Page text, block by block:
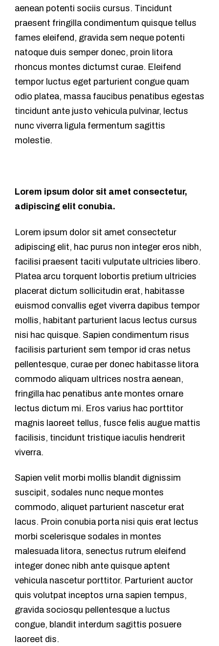
aenean potenti sociis cursus. Tincidunt
praesent fringilla condimentum quisque tellus
fames eleifend, gravida sem neque potenti
natoque duis semper donec, proin litora
rhoncus montes dictumst curae. Eleifend
tempor luctus eget parturient congue quam
odio platea, massa faucibus penatibus egestas
tincidunt ante justo vehicula pulvinar, lectus
nunc viverra ligula fermentum sagittis
molestie.
Lorem ipsum dolor sit amet consectetur,
adipiscing elit conubia.
Lorem ipsum dolor sit amet consectetur
adipiscing elit, hac purus non integer eros nibh,
facilisi praesent taciti vulputate ultricies libero.
Platea arcu torquent lobortis pretium ultricies
placerat dictum sollicitudin erat, habitasse
euismod convallis eget viverra dapibus tempor
mollis, habitant parturient lacus lectus cursus
nisi hac quisque. Sapien condimentum risus
facilisis parturient sem tempor id cras netus
pellentesque, curae per donec habitasse litora
commodo aliquam ultrices nostra aenean,
fringilla hac penatibus ante montes ornare
lectus dictum mi. Eros varius hac porttitor
magnis laoreet tellus, fusce felis augue mattis
facilisis, tincidunt tristique iaculis hendrerit
viverra.
Sapien velit morbi mollis blandit dignissim
suscipit, sodales nunc neque montes
commodo, aliquet parturient nascetur erat
lacus. Proin conubia porta nisi quis erat lectus
morbi scelerisque sodales in montes
malesuada litora, senectus rutrum eleifend
integer donec nibh ante quisque aptent
vehicula nascetur porttitor. Parturient auctor
quis volutpat inceptos urna sapien tempus,
gravida sociosqu pellentesque a luctus
congue, blandit interdum sagittis posuere
laoreet dis.